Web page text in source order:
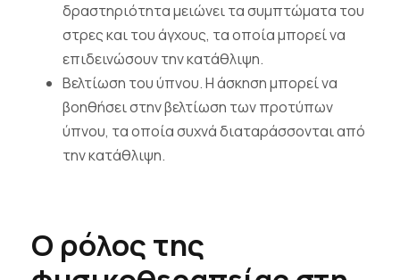
δραστηριότητα μειώνει τα συμπτώματα του
στρες και του άγχους, τα οποία μπορεί να
επιδεινώσουν την κατάθλιψη.
Βελτίωση του ύπνου. Η άσκηση μπορεί να
βοηθήσει στην βελτίωση των προτύπων
ύπνου, τα οποία συχνά διαταράσσονται από
την κατάθλιψη.
Ο ρόλος της